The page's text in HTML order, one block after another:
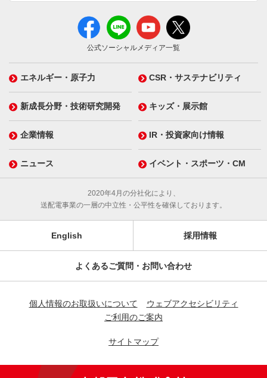
公式ソーシャルメディア一覧
エネルギー・原子力 CSR・サステナビリティ
新成長分野・技術研究開発 キッズ・展示館
企業情報 IR・投資家向け情報
ニュース イベント・スポーツ・CM
2020年4月の分社化により、
送配電事業の一層の中立性・公平性を確保しております。
English 採用情報
よくあるご質問・お問い合わせ
個人情報のお取扱いについて
ウェブアクセシビリティ
ご利用のご案内
サイトマップ